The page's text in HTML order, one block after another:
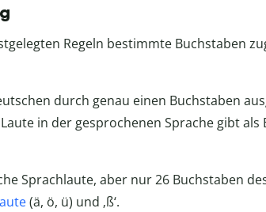
Regeln bestimmte Buchstaben
durch genau einen Buchstaben
in der gesprochenen Sprache gibt als
Sprachlaute, aber nur 26 Buchstaben
(ä, ö, ü) und ‚ß‘.